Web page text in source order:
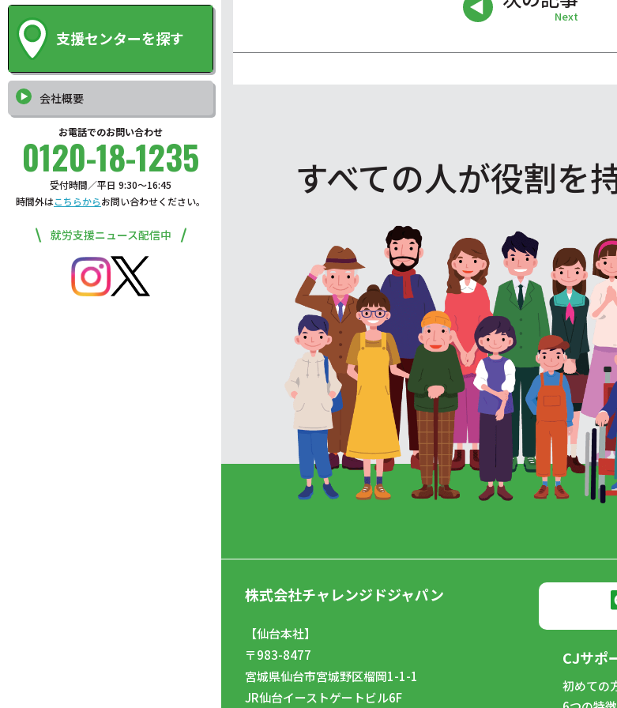
支援センターを探す
会社概要
お電話でのお問い合わせ
0120-18-1235
受付時間／平日 9:30〜16:45
時間外はこちらからお問い合わせください。
就労支援ニュース配信中
Next
すべての人が役割を
株式会社チャレンジドジャパン
【仙台本社】
〒983-8477
宮城県仙台市宮城野区榴岡1-1-1
JR仙台イーストゲートビル6F
CJサポ
初めての